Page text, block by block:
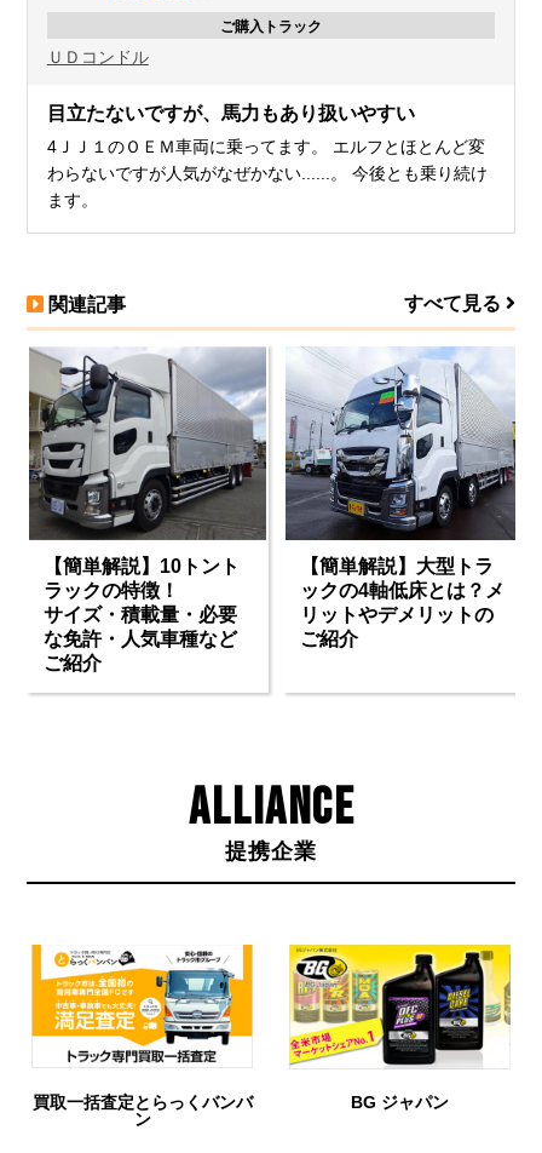
ご購入トラック
ＵＤ コンドル
目立たないですが、馬力もあり扱いやすい
4ＪＪ１のＯＥＭ車両に乗ってます。 エルフとほとんど変
わらないですが人気がなぜかない......。 今後とも乗り続け
ます。
関連記事 すべて見る
【簡単解説】10トント
ラックの特徴！
サイズ・積載量・必要
な免許・人気車種など
ご紹介
【簡単解説】大型トラ
ックの4軸低床とは？メ
リットやデメリットの
ご紹介
ALLIANCE
提携企業
BG ジャパン URIHO